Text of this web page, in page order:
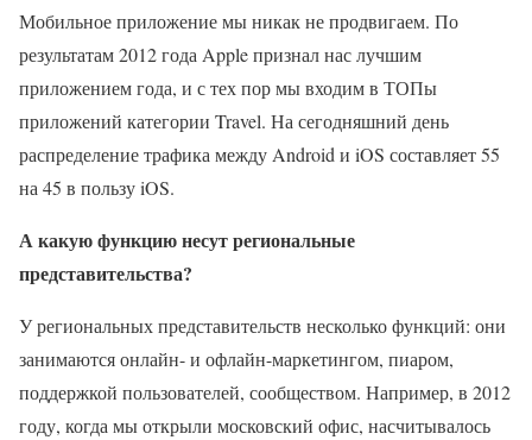
Мобильное приложение мы никак не продвигаем. По
результатам 2012 года Apple признал нас лучшим
приложением года, и с тех пор мы входим в ТОПы
приложений категории Travel. На сегодняшний день
распределение трафика между Android и iOS составляет 55
на 45 в пользу iOS.
А какую функцию несут региональные
представительства?
У региональных представительств несколько функций: они
занимаются онлайн- и офлайн-маркетингом, пиаром,
поддержкой пользователей, сообществом. Например, в 2012
году, когда мы открыли московский офис, насчитывалось